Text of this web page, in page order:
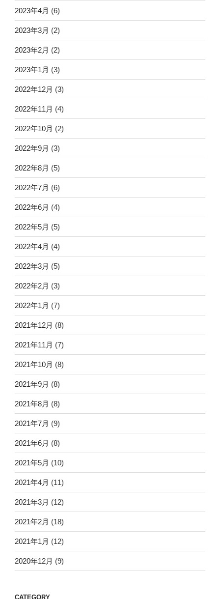
2023年4月 (6)
2023年3月 (2)
2023年2月 (2)
2023年1月 (3)
2022年12月 (3)
2022年11月 (4)
2022年10月 (2)
2022年9月 (3)
2022年8月 (5)
2022年7月 (6)
2022年6月 (4)
2022年5月 (5)
2022年4月 (4)
2022年3月 (5)
2022年2月 (3)
2022年1月 (7)
2021年12月 (8)
2021年11月 (7)
2021年10月 (8)
2021年9月 (8)
2021年8月 (8)
2021年7月 (9)
2021年6月 (8)
2021年5月 (10)
2021年4月 (11)
2021年3月 (12)
2021年2月 (18)
2021年1月 (12)
2020年12月 (9)
CATEGORY